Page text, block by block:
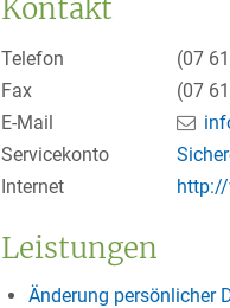
Kontakt
Telefon (07
Fax
(07
E-Mail
Servicekonto
Internet
Leistungen
Änderung persönlicher